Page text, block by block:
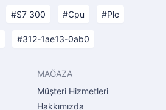
S7 300 Cpu Plc
312-1ae13-0ab0
MAĞAZA
Müşteri Hizmetleri
Hakkımızda